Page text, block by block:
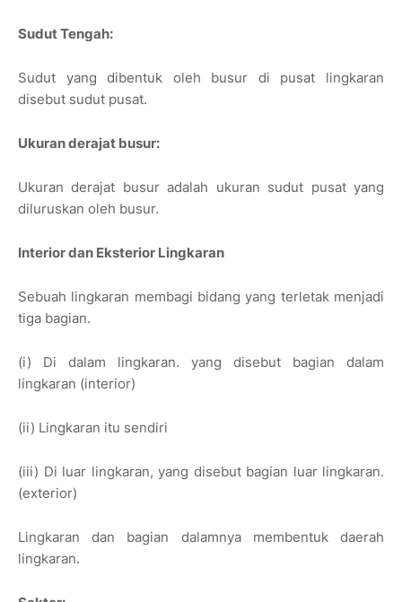
Sudut Tengah:
Sudut yang dibentuk oleh busur di pusat lingkaran
disebut sudut pusat.
Ukuran derajat busur:
Ukuran derajat busur adalah ukuran sudut pusat yang
diluruskan oleh busur.
Interior dan Eksterior Lingkaran
Sebuah lingkaran membagi bidang yang terletak menjadi
tiga bagian.
(i) Di dalam lingkaran. yang disebut bagian dalam
lingkaran (interior)
(ii) Lingkaran itu sendiri
(iii) Di luar lingkaran, yang disebut bagian luar lingkaran.
(exterior)
Lingkaran dan bagian dalamnya membentuk daerah
lingkaran.